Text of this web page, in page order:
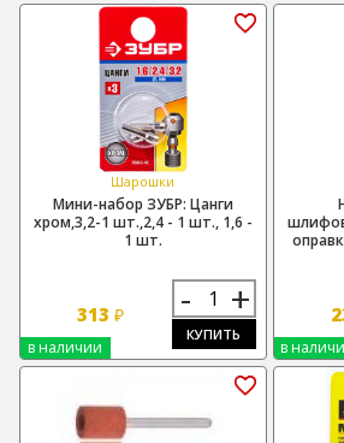
Шарошки
Мини-набор ЗУБР: Цанги
хром,3,2-1 шт.,2,4 - 1 шт., 1,6 -
1 шт.
313₽ - +
КУПИТЬ
в наличии в